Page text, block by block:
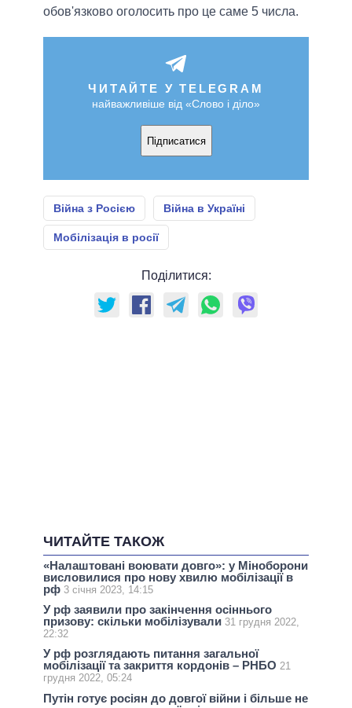
обов'язково оголосить про це саме 5 числа.
ЧИТАЙТЕ У TELEGRAM
найважливіше від «Слово і діло»
Підписатися
Війна з Росією Війна в Україні
Мобілізація в росії
Поділитися:
ЧИТАЙТЕ ТАКОЖ
«Налаштовані воювати довго»: у Міноборони
висловилися про нову хвилю мобілізації в
рф 3 січня 2023, 14:15
У рф заявили про закінчення осіннього
призову: скільки мобілізували 31 грудня 2022,
22:32
У рф розглядають питання загальної
мобілізації та закриття кордонів – РНБО 21
грудня 2022, 05:24
Путін готує росіян до довгої війни і більше не